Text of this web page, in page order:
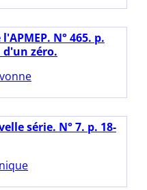
N° 465. p.
d'un zéro.
série. N° 7. p. 18-